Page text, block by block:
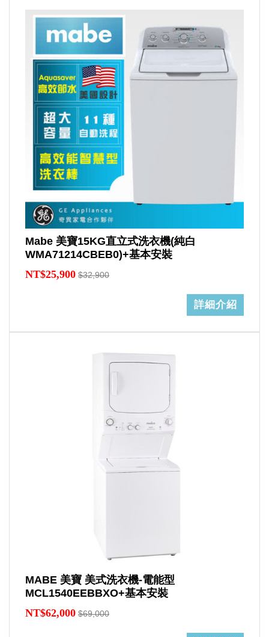
Mabe 美寶15KG直立式洗衣機(純白
WMA71214CBEB0)+基本安裝
NT$25,900 $32,900
詳細介紹
MABE 美寶 美式洗衣機-電能型
MCL1540EEBBXO+基本安裝
NT$62,000 $69,000